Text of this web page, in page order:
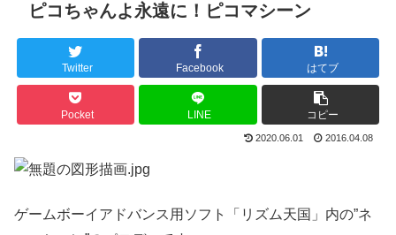
ピコちゃんよ永遠に！ピコマシーン
Twitter Facebook はてブ
Pocket LINE コピー
2020.06.01 2016.04.08
ゲームボーイアドバンス用ソフト「リズム天国」内の”ネ